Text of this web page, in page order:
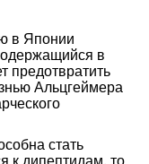
в Японии
в
предотвратить
Альцгеймера
стать
к дипептидам, то